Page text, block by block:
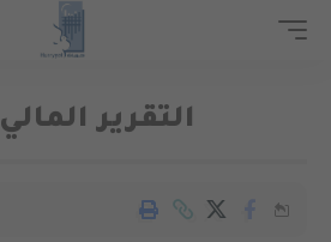
التقرير المالي 2017